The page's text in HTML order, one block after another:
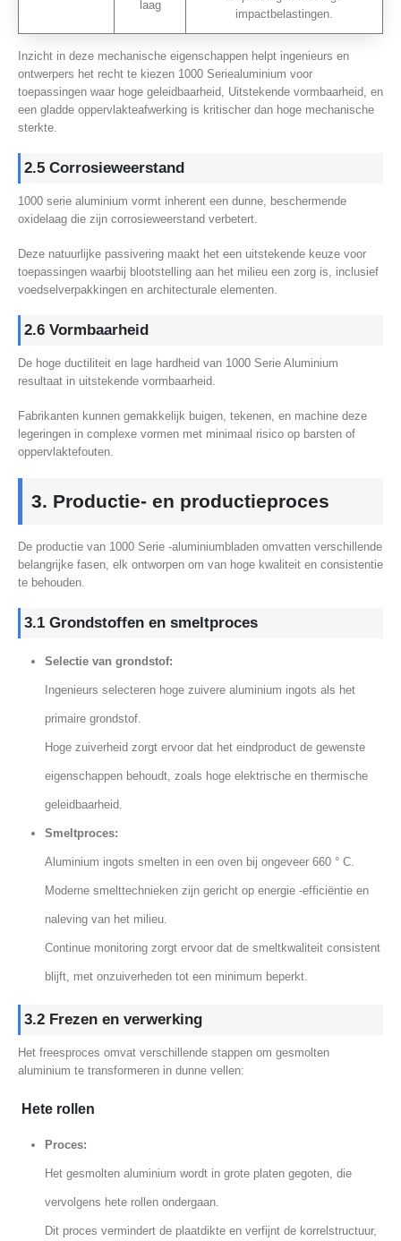
laag
impactbelastingen.
Inzicht in deze mechanische eigenschappen helpt ingenieurs en
ontwerpers het recht te kiezen 1000 Seriealuminium voor
toepassingen waar hoge geleidbaarheid, Uitstekende vormbaarheid, en
een gladde oppervlakteafwerking is kritischer dan hoge mechanische
sterkte.
2.5 Corrosieweerstand
1000 serie aluminium vormt inherent een dunne, beschermende
oxidelaag die zijn corrosieweerstand verbetert.
Deze natuurlijke passivering maakt het een uitstekende keuze voor
toepassingen waarbij blootstelling aan het milieu een zorg is, inclusief
voedselverpakkingen en architecturale elementen.
2.6 Vormbaarheid
De hoge ductiliteit en lage hardheid van 1000 Serie Aluminium
resultaat in uitstekende vormbaarheid.
Fabrikanten kunnen gemakkelijk buigen, tekenen, en machine deze
legeringen in complexe vormen met minimaal risico op barsten of
oppervlaktefouten.
3. Productie- en productieproces
De productie van 1000 Serie -aluminiumbladen omvatten verschillende
belangrijke fasen, elk ontworpen om van hoge kwaliteit en consistentie
te behouden.
3.1 Grondstoffen en smeltproces
Selectie van grondstof:
Ingenieurs selecteren hoge zuivere aluminium ingots als het
primaire grondstof.
Hoge zuiverheid zorgt ervoor dat het eindproduct de gewenste
eigenschappen behoudt, zoals hoge elektrische en thermische
geleidbaarheid.
Smeltproces:
Aluminium ingots smelten in een oven bij ongeveer 660 ° C.
Moderne smelttechnieken zijn gericht op energie -efficiëntie en
naleving van het milieu.
Continue monitoring zorgt ervoor dat de smeltkwaliteit consistent
blijft, met onzuiverheden tot een minimum beperkt.
3.2 Frezen en verwerking
Het freesproces omvat verschillende stappen om gesmolten
aluminium te transformeren in dunne vellen:
Hete rollen
Proces:
Het gesmolten aluminium wordt in grote platen gegoten, die
vervolgens hete rollen ondergaan.
Dit proces vermindert de plaatdikte en verfijnt de korrelstructuur,